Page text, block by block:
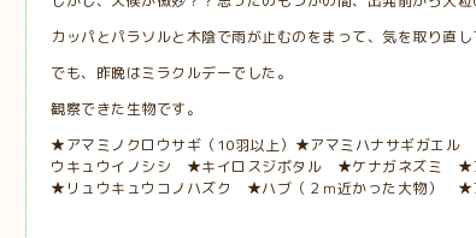
カッパとパラソルと木陰で雨が止むのをまって、気を取り直し
でも、昨晩はミラクルデーでした。
観察できた生物です。
★アマミノクロウサギ（10羽以上）★アマミハナサギガ
ウキュウイノシシ ★キイロスジボタル ★ケナガネズミ ★
★リュウキュウコノハズク ★ハブ（２ｍ近かった大物）